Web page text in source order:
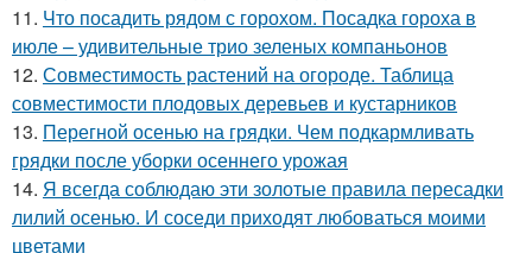
11. Что посадить рядом с горохом. Посадка гороха в
июле – удивительные трио зеленых компаньонов
12. Совместимость растений на огороде. Таблица
совместимости плодовых деревьев и кустарников
13. Перегной осенью на грядки. Чем подкармливать
грядки после уборки осеннего урожая
14. Я всегда соблюдаю эти золотые правила пересадки
лилий осенью. И соседи приходят любоваться моими
цветами